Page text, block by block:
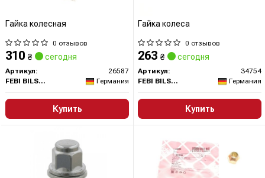
Гайка колесная
0 отзывов
310 ₴ сегодня
Артикул:
26587
FEBI BILSTEIN
Германия
Купить
Гайка колеса
0 отзывов
263 ₴ сегодня
Артикул:
34754
FEBI BILSTEIN
Германия
Купить